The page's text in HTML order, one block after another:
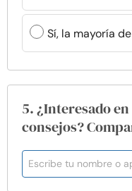
Sí, la mayoría
5. ¿Interesado
consejos?